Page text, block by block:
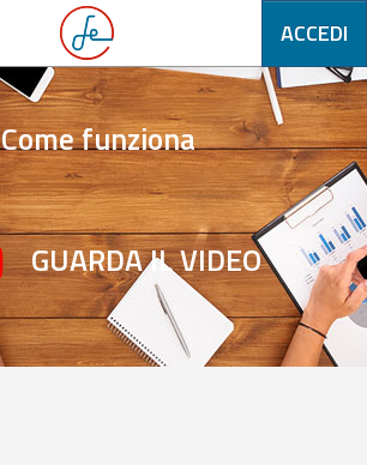
ACCEDI
Come funziona
GUARDA IL VIDEO